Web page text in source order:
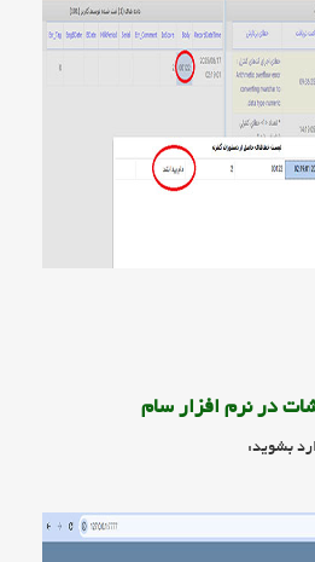
در نرم افزار سام
بشوید: